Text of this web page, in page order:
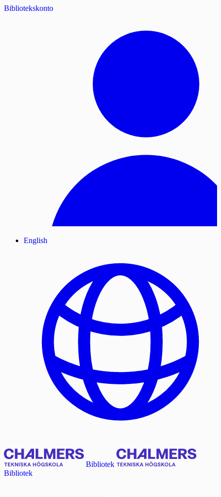
Bibliotekskonto
English
Bibliotek
Bibliotek